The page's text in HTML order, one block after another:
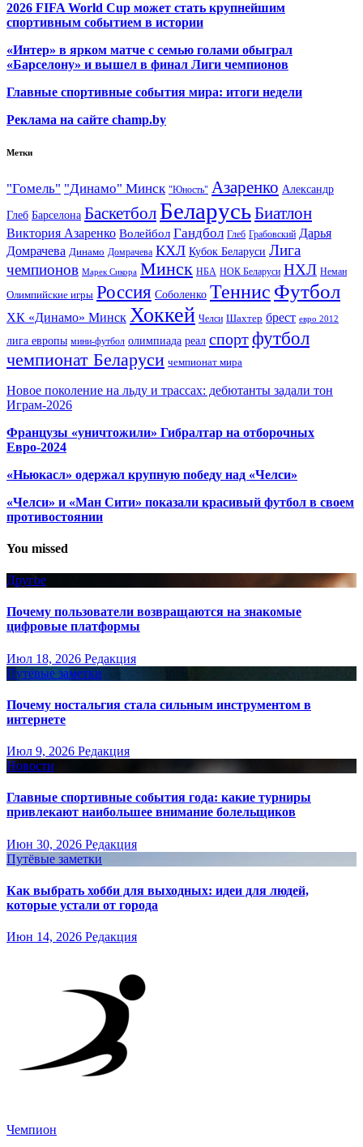
2026 FIFA World Cup может стать крупнейшим
спортивным событием в истории
«Интер» в ярком матче с семью голами обыграл
«Барселону» и вышел в финал Лиги чемпионов
Главные спортивные события мира: итоги недели
Реклама на сайте champ.by
Метки
"Гомель" "Динамо" Минск "Юность" Азаренко Александр
Глеб Барселона Баскетбол БеларусьБиатлон
Виктория Азаренко Волейбол Гандбол Глеб Грабовский Дарья
Домрачева Динамо Домрачева КХЛ Кубок Беларуси Лига
чемпионов Марек Сикора Минск НБА НОК Беларуси НХЛ Неман
Олимпийские игры Россия Соболенко Теннис Футбол
ХК «Динамо» Минск Хоккей Челси Шахтер брест евро 2012
лига европы мини-футбол олимпиада реал спортфутбол
чемпионат Беларуси чемпионат мира
Новое поколение на льду и трассах: дебютанты задали тон
Играм-2026
Французы «уничтожили» Гибралтар на отборочных
Евро-2024
«Ньюкасл» одержал крупную победу над «Челси»
«Челси» и «Ман Сити» показали красивый футбол в своем
противостоянии
You missed
Другое
Почему пользователи возвращаются на знакомые
цифровые платформы
Июл 18, 2026 Редакция
Путёвые заметки
Почему ностальгия стала сильным инструментом в
интернете
Июл 9, 2026 Редакция
Новости
Главные спортивные события года: какие турниры
привлекают наибольшее внимание болельщиков
Июн 30, 2026 Редакция
Путёвые заметки
Как выбрать хобби для выходных: идеи для людей,
которые устали от города
Июн 14, 2026 Редакция
Чемпион